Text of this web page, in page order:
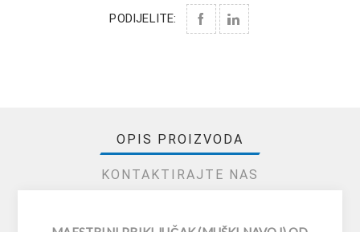
PODIJELITE:
OPIS PROIZVODA
KONTAKTIRAJTE NAS